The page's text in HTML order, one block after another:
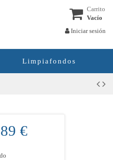
Carrito
Vacío
Iniciar sesión
Limpiafondos
€